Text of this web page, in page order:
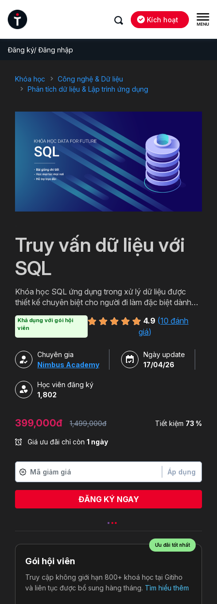
Kích hoạt
Đăng ký/ Đăng nhập
Khóa học
Công nghệ & Dữ liệu
Phân tích dữ liệu & Lập trình ứng dụng
Truy vấn dữ liệu với
SQL
Khóa học SQL ứng dụng trong xử lý dữ liệu được
thiết kế chuyên biệt cho người đi làm đặc biệt dành
data) trên SQL server… Nội dung đào tạo mang tính
ứng dụng cao, giúp học viên dễ dàng chuyển hóa
tình huống thực tế.
Khả dụng với gói hội
viên
4.9 (10 đánh
giá)
Chuyên gia
Nimbus Academy
Ngày update
17/04/26
Học viên đăng ký
1,802
399,000đ 1,499,000đ Tiết kiệm 73 %
Giá ưu đãi chỉ còn 1 ngày
Áp dụng
ĐĂNG KÝ NGAY
Võ tường duyvừa đăng kýƯu đãi tốt nhất
Gói hội viên
Truy cập không giới hạn 800+ khoá học tại Gitiho
và liên tục được bổ sung hàng tháng. Tìm hiểu thêm